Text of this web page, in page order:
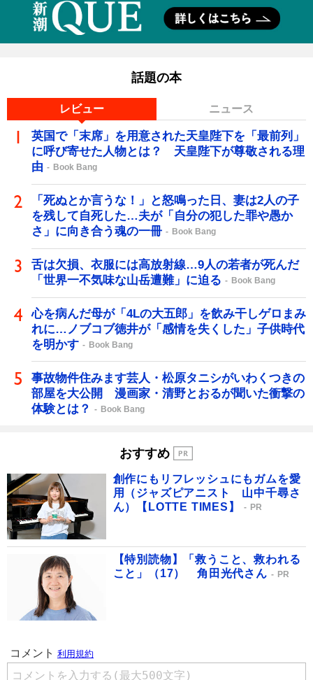
話題の本
レビュー ニュース
英国で「末席」を用意された天皇陛下を「最前列」
に呼び寄せた人物とは？ 天皇陛下が尊敬される理
由
Book Bang
「死ぬとか言うな！」と怒鳴った日、妻は2人の子
を残して自死した…夫が「自分の犯した罪や愚か
さ」に向き合う魂の一冊
Book Bang
舌は欠損、衣服には高放射線…9人の若者が死んだ
「世界一不気味な山岳遭難」に迫る
Book Bang
心を病んだ母が「4Lの大五郎」を飲み干しゲロまみ
れに…ノブコブ徳井が「感情を失くした」子供時代
を明かす
Book Bang
事故物件住みます芸人・松原タニシがいわくつきの
部屋を大公開 漫画家・清野とおるが聞いた衝撃の
体験とは？
Book Bang
おすすめ
創作にもリフレッシュにもガムを愛
用（ジャズピアニスト 山中千尋さ
ん）【LOTTE TIMES】
PR
【特別読物】「救うこと、救われる
こと」（17） 角田光代さん
PR